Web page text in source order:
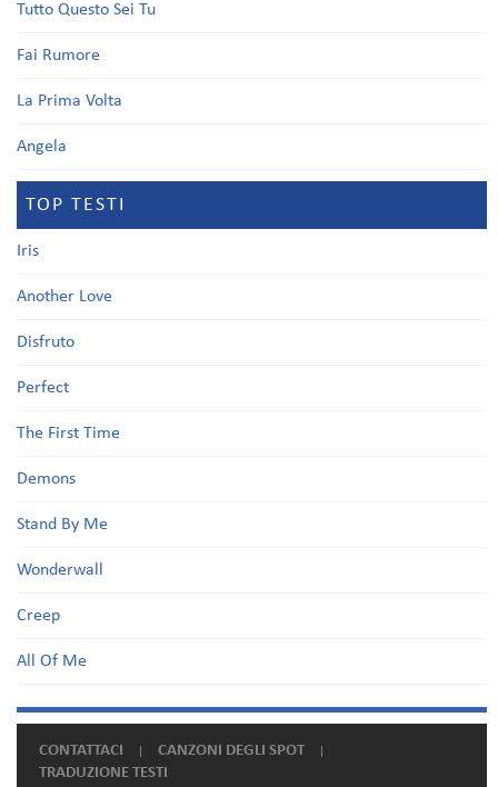
Tutto Questo Sei Tu
Fai Rumore
La Prima Volta
Angela
TOP TESTI
Iris
Another Love
Disfruto
Perfect
The First Time
Demons
Stand By Me
Wonderwall
Creep
All Of Me
CONTATTACI
CANZONI DEGLI SPOT
TRADUZIONE TESTI